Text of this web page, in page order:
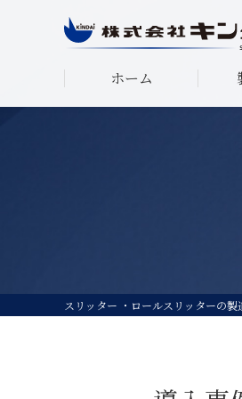
ホーム
スリッター ・ロールスリッターの